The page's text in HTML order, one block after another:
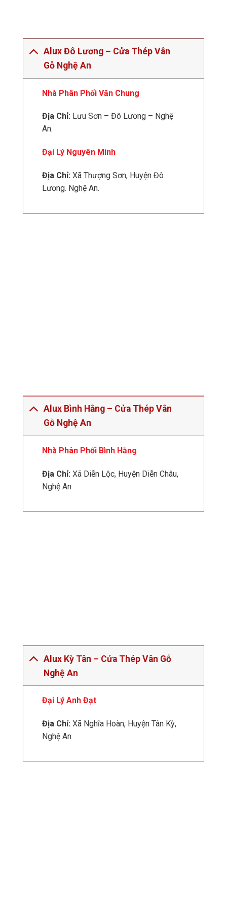
Alux Đô Lương – Cửa Thép Vân
Gỗ Nghệ An
Nhà Phân Phối Văn Chung
Địa Chỉ: Lưu Sơn – Đô Lương – Nghệ
An.
Đại Lý Nguyên Minh
Địa Chỉ: Xã Thượng Sơn, Huyện Đô
Lương. Nghệ An.
Alux Bình Hằng – Cửa Thép Vân
Gỗ Nghệ An
Nhà Phân Phối Bình Hằng
Địa Chỉ: Xã Diễn Lộc, Huyện Diễn Châu,
Nghệ An
Alux Kỳ Tân – Cửa Thép Vân Gỗ
Nghệ An
Đại Lý Anh Đạt
Địa Chỉ: Xã Nghĩa Hoàn, Huyện Tân Kỳ,
Nghệ An